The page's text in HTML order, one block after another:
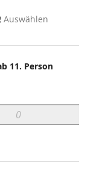
Auswählen
11. Person